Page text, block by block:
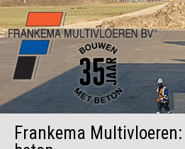
Door
naar
de
hoofd
inhoud
Frankema